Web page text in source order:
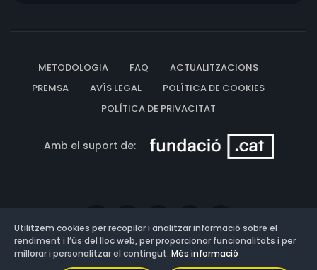
METODOLOGIA FAQ
ACTUALITZACIONS
PREMSA
AVÍS LEGAL
POLÍTICA DE COOKIES
POLÍTICA DE PRIVACITAT
Amb el suport de:
Utilitzem cookies per recopilar i analitzar informació sobre el
rendiment i l’ús del lloc web, per proporcionar funcionalitats i per
millorar i personalitzar el contingut. Més informació